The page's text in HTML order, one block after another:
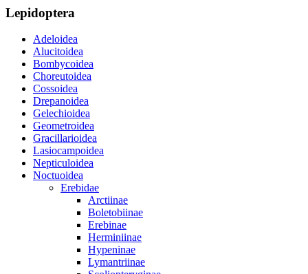
Lepidoptera
Adeloidea
Alucitoidea
Bombycoidea
Choreutoidea
Cossoidea
Drepanoidea
Gelechioidea
Geometroidea
Gracillarioidea
Lasiocampoidea
Nepticuloidea
Noctuoidea
Erebidae
Arctiinae
Boletobiinae
Erebinae
Herminiinae
Hypeninae
Lymantriinae